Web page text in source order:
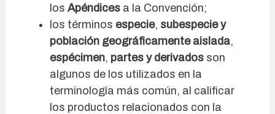
los Apéndices a la Convención;
los términos especie, subespecie y
población geográficamente aislada,
espécimen, partes y derivados son
algunos de los utilizados en la
terminología más común, al calificar
los productos relacionados con la